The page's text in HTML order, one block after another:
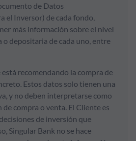
de Datos
el Inversor) de cada fondo,
más información sobre el nivel
o depositaria de cada uno, entre
recomendando la compra de
Estos datos solo tienen una
y no deben interpretarse como
compra o venta. El Cliente es
de inversión que
Singular Bank no se hace